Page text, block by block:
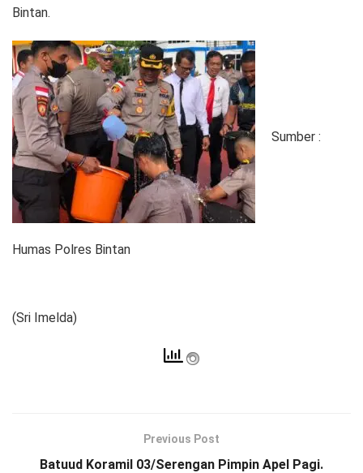
Bintan.
Sumber :
Humas Polres Bintan
(Sri Imelda)
Previous Post
Batuud Koramil 03/Serengan Pimpin Apel Pagi.